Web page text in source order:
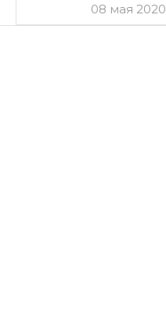
08 мая 2020